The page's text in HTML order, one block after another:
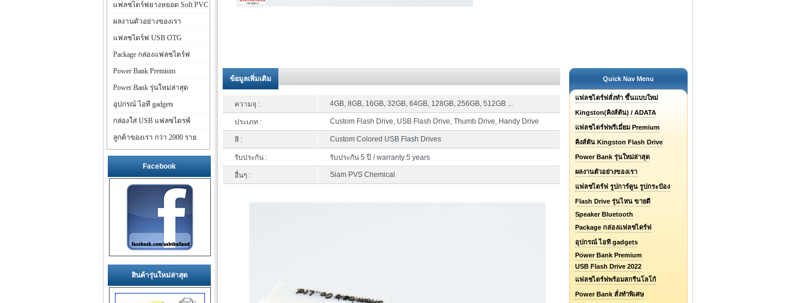
ข้อมูลเพิ่มเติม
ความจุ : 4GB, 8GB, 16GB, 32GB, 64GB, 128GB, 256GB, 512GB ...
ประเภท : Custom Flash Drive, USB Flash Drive, Thumb Drive, Handy Drive
สี : Custom Colored USB Flash Drives
รับประกัน : รับประกัน 5 ปี / warranty 5 years
อื่นๆ : Siam PVS Chemical
Quick Nav Menu
แฟลชไดร์ฟสั่งทำ ขึ้นแบบใหม่
Kingston(คิงส์ตัน) / ADATA
แฟลชไดร์ฟพรีเมี่ยม Premium
คิงส์ตัน Kingston Flash Drive
Power Bank รุ่นใหม่ล่าสุด
ผลงานตัวอย่างของเรา
แฟลชไดร์ฟ รูปการ์ตูน รูปกระป๋อง
Flash Drive รุ่นไหน ขายดี
Speaker Bluetooth
Package กล่องแฟลชไดร์ฟ
อุปกรณ์ ไอที gadgets
Power Bank Premium
USB Flash Drive 2022
แฟลชไดร์ฟพร้อมสกรีนโลโก้
Power Bank สั่งทำพิเศษ
แฟลชไดร์ฟยางหยอด Soft PVC
ผลงานตัวอย่างของเรา
แฟลชไดร์ฟ USB OTG
Package กล่องแฟลชไดร์ฟ
Power Bank Premium
Power Bank รุ่นใหม่ล่าสุด
อุปกรณ์ ไอที gadgets
กล่องใส่ USB แฟลชไดรฟ์
ลูกค้าของเรา กว่า 2000 ราย
Facebook
สินค้ารุ่นใหม่ล่าสุด